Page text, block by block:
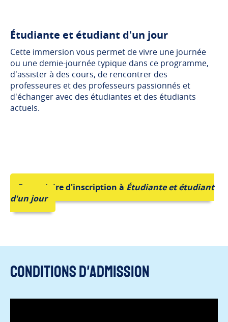
Étudiante et étudiant d'un jour
Cette immersion vous permet de vivre une journée
ou une demie-journée typique dans ce programme,
d'assister à des cours, de rencontrer des
professeures et des professeurs passionnés et
d'échanger avec des étudiantes et des étudiants
actuels.
Formulaire d'inscription à Étudiante et étudiant
d'un jour
Conditions d'admission